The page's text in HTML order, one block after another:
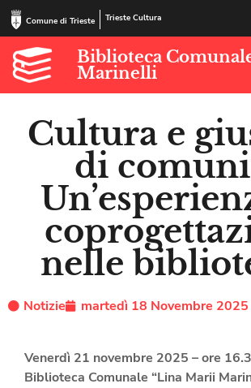
Comune di Trieste Trieste Cultura
Biblioteca
Marinelli
Cultura e
di
nelle
Notizie martedì 18 Novembre 2025
Venerdì 21 novembre 2025 – ore
Biblioteca Comunale “Lina Marii